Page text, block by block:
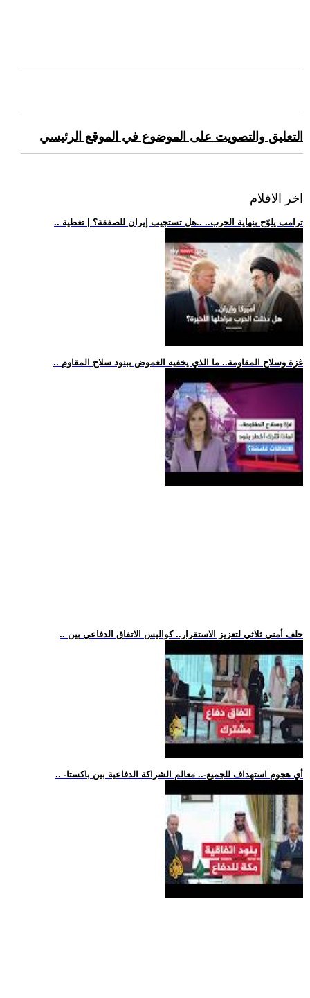
التعليق والتصويت على الموضوع في الموقع الرئيسي
اخر الافلام
.. ترامب يلوّح بنهاية الحرب.. ..هل تستجيب إيران للصفقة؟ | تغطية
.. غزة وسلاح المقاومة.. ما الذي يخفيه الغموض ببنود سلاح المقاوم
.. حلف أمني ثلاثي لتعزيز الاستقرار.. كواليس الاتفاق الدفاعي بين
.. -أي هجوم استهداف للجميع-.. معالم الشراكة الدفاعية بين باكستا